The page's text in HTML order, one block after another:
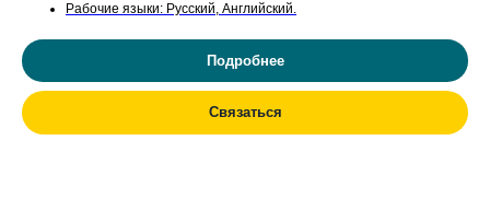
Рабочие языки: Русский, Английский.
Подробнее
Связаться